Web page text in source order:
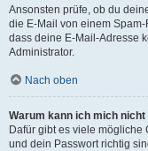
Ansonsten prüfe, ob du
die E-Mail von einem
dass deine E-Mail-Adresse
Administrator.
Nach oben
Warum kann ich mich nicht
Dafür gibt es viele mögliche
und dein Passwort richtig